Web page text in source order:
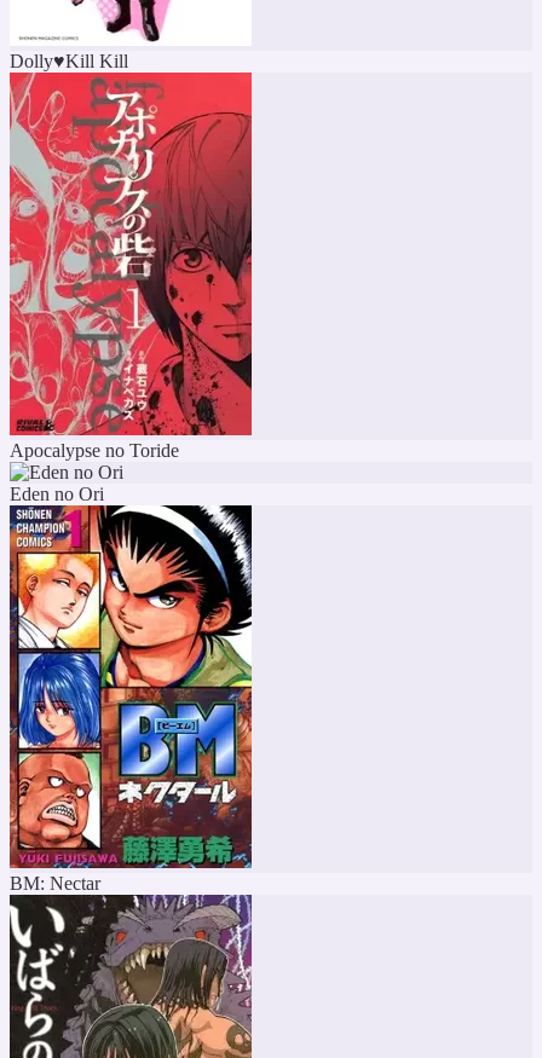
Dolly♥Kill Kill
Apocalypse no Toride
Eden no Ori
BM: Nectar